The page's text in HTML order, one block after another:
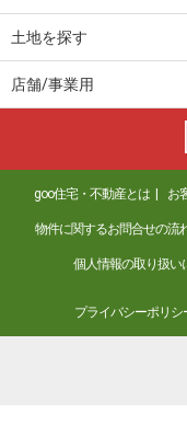
土地を探す
店舗/事業用
goo住宅・不動産とは お
物件に関するお問合せの流
個人情報の取り扱い
プライバシーポリシ